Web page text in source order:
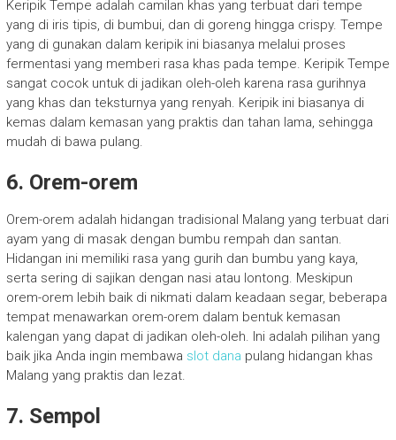
Keripik Tempe adalah camilan khas yang terbuat dari tempe
yang di iris tipis, di bumbui, dan di goreng hingga crispy. Tempe
yang di gunakan dalam keripik ini biasanya melalui proses
fermentasi yang memberi rasa khas pada tempe. Keripik Tempe
sangat cocok untuk di jadikan oleh-oleh karena rasa gurihnya
yang khas dan teksturnya yang renyah. Keripik ini biasanya di
kemas dalam kemasan yang praktis dan tahan lama, sehingga
mudah di bawa pulang.
6. Orem-orem
Orem-orem adalah hidangan tradisional Malang yang terbuat dari
ayam yang di masak dengan bumbu rempah dan santan.
Hidangan ini memiliki rasa yang gurih dan bumbu yang kaya,
serta sering di sajikan dengan nasi atau lontong. Meskipun
orem-orem lebih baik di nikmati dalam keadaan segar, beberapa
tempat menawarkan orem-orem dalam bentuk kemasan
kalengan yang dapat di jadikan oleh-oleh. Ini adalah pilihan yang
baik jika Anda ingin membawa slot dana pulang hidangan khas
Malang yang praktis dan lezat.
7. Sempol